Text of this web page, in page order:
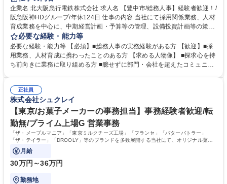
土日祝休み
服装自由 昼食補助あり 食事補助あり
企業名 北大阪急行電鉄株式会社 求人名 【豊中市/総務人事】経験者歓迎！/
阪急阪神HDグループ/年休124日 仕事の内容 当社にて採用関係業務、人材
育成業務を中心に、中期経営計画・予算等の管理、設備投資計画等の策
定、さらに社内の重要会議の運営等、経営の根幹となる幅広い総務人事業
務全般を担当していただきます。 【主な業務内容】 ■採用関係業務および
人材育成(社員研修)業務の推進 ■中期経営計画および予算等の管理 ■設備
投資計画等の策定 ■社内の重要会議の運営 ■その他総務人事業務全般 【入
務人事】経験者歓迎！/阪急阪神HDグループ/年休124日
必要な経験・能力等
必要な経験・能力等 【必須】■総務人事の実務経験がある方 【歓迎】■採
用業務、人材育成に携わったことのある方 【求める人物像】 ■探求心を持
ち前向きに業務に取り組める方 ■臆せずに部門・会社を超えたコミュニケ
囲のメンバーと協調しつつ主体性を持って能動的に業務を推進できる方 学
歴・資格 学歴：大学院 大学 高専 短大 専修学校 高校 語学力： 資格：
正社員
株式会社シュクレイ
【東京/お菓子メーカーの事務担当】事務経験者歓迎/転
勤無/プライム上場G 営業事務
「ザ・メープルマニア」「東京ミルクチーズ工場」「フランセ」「バターバトラー」
「ザ・テイラー」「DROOLY」等のブランドを多数展開する当社にて、オリジナル菓子
ブランド商品の事務業務をお任せいたします。
月給
30万円～36万円
勤務地